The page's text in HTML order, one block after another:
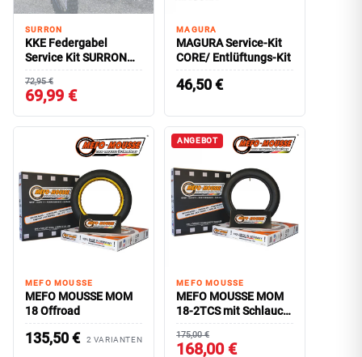
SURRON
KKE Federgabel
Service Kit SURRON
Ultra Bee
72,95 €
69,99 €
MAGURA
MAGURA Service-Kit
CORE/ Entlüftungs-Kit
46,50€
MEFO MOUSSE
MEFO MOUSSE MOM
18 Offroad
135,50€ 2 VARIANTEN
ANGEBOT
MEFO MOUSSE
MEFO MOUSSE MOM
18-2TCS mit Schlauch-
Kanal
175,00 €
168,00 €